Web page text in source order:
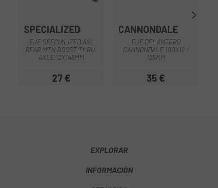
SPECIALIZED
EJE SPECIALIZED AXL
REAR MTN BOOST THRU-
AXLE 12X148MM
Precio
27 €
CANNONDALE
EJE DELANTERO
CANNONDALE 100X12 /
125MM
Precio
35 €
EXPLORAR
INFORMACIÓN